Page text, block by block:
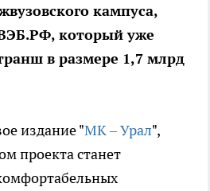
кампуса,
который уже
в размере 1,7 млрд
издание "МК – Урал",
проекта станет